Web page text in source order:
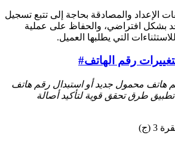
الإعداد والمصادقة بحاجة إلى تتبع تسجيل
بشكل افتراضي، والحفاظ على عملية
التي يطلبها العميل.
#
هاتف محمول جديد أو استبدال رقم هاتف
طرق تحقق قوية لتأكيد أصالة